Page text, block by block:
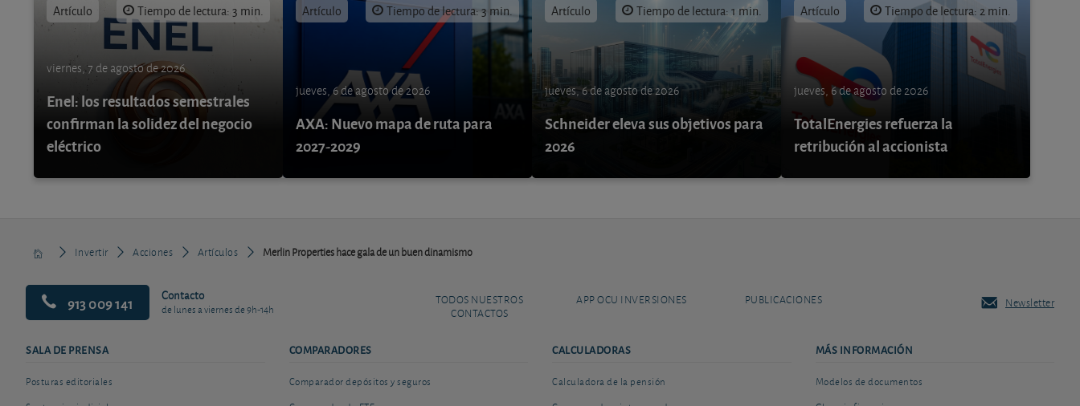
Artículo Tiempo de lectura: 3 min.
viernes, 7 de agosto de 2026
Enel: los resultados semestrales
confirman la solidez del negocio
eléctrico
Artículo Tiempo de lectura: 3 min.
jueves, 6 de agosto de 2026
AXA: Nuevo mapa de ruta para
2027-2029
Artículo Tiempo de lectura: 1 min.
jueves, 6 de agosto de 2026
Schneider eleva sus objetivos para
2026
Artículo Tiempo de lectura: 2 min.
jueves, 6 de agosto de 2026
TotalEnergies refuerza la
retribución al accionista
Invertir Acciones Artículos Merlin Properties hace gala de un buen dinamismo
913 009 141 Contacto
de lunes a viernes de 9h-14h
TODOS NUESTROS
CONTACTOS
APP OCU INVERSIONES PUBLICACIONES Newsletter
SALA DE PRENSA
Posturas editoriales
COMPARADORES
Comparador depósitos y seguros
CALCULADORAS
Calculadora de la pensión
MÁS INFORMACIÓN
Modelos de documentos